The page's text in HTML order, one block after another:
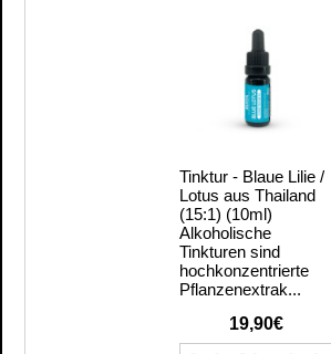
Tinktur - Blaue Lilie /
Lotus aus Thailand
(15:1) (10ml)
Alkoholische
Tinkturen sind
hochkonzentrierte
Pflanzenextrak...
19,90€